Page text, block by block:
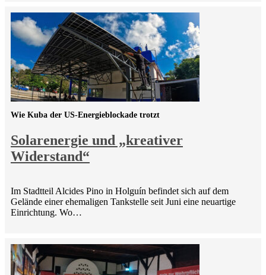
Solarenergie und „kreativer
Widerstand“
Wie Kuba der US-Energieblockade trotzt
Im Stadtteil Alcides Pino in Holguín befindet sich auf dem
Gelände einer ehemaligen Tankstelle seit Juni eine neuartige
Einrichtung. Wo…